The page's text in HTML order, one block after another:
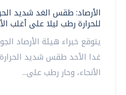
الأرصاد: طقس الغد شديد
للحرارة رطب ليلا على أغلب
يتوقع خبراء هيئة الأرصاد
غدا الأحد طقس شديد
الأنحاء، وحار رطب على...